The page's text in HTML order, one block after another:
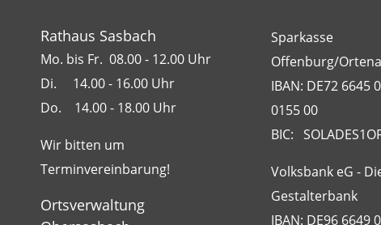
Rathaus Sasbach
Mo. bis Fr. 08.00 - 12.00 Uhr
Di. 14.00 - 16.00 Uhr
Do. 14.00 - 18.00 Uhr
Wir bitten um
Terminvereinbarung!
Ortsverwaltung
Sparkasse
Offenburg/
IBAN: DE72 6645
0155 00
BIC:
Volksbank eG -
Gestalterbank
IBAN: DE96 6649